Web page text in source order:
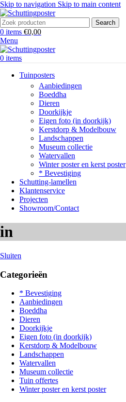
Skip to navigation Skip to main content
Search
0 items €0,00
Menu
0 items
Tuinposters
Aanbiedingen
Boeddha
Dieren
Doorkijkje
Eigen foto (in doorkijk)
Kerstdorp & Modelbouw
Landschappen
Museum collectie
Watervallen
Winter poster en kerst poster
* Bevestiging
Schutting-lamellen
Klantenservice
Projecten
Showroom/Contact
in
Sluiten
Categorieën
* Bevestiging
Aanbiedingen
Boeddha
Dieren
Doorkijkje
Eigen foto (in doorkijk)
Kerstdorp & Modelbouw
Landschappen
Watervallen
Museum collectie
Tuin offertes
Winter poster en kerst poster